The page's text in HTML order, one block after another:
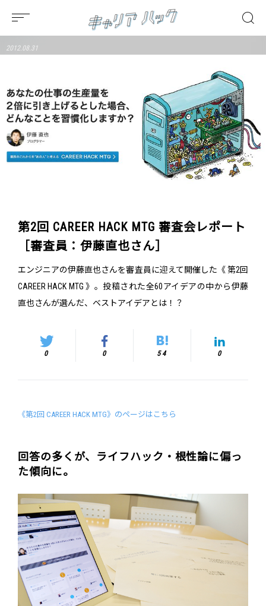
2012.08.31
第2回 CAREER HACK MTG 審査会レポート
［審査員：伊藤直也さん］
エンジニアの伊藤直也さんを審査員に迎えて開催した《 第2回
CAREER HACK MTG 》。投稿された全60アイデアの中から伊藤
直也さんが選んだ、ベストアイデアとは！？
0 0 54 0
《第2回 CAREER HACK MTG》のページはこちら
回答の多くが、ライフハック・根性論に偏っ
た傾向に。